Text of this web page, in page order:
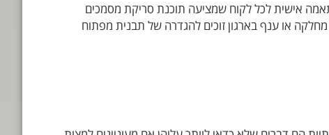
אישית לכל לקוח שמציעה תוכנת סריקת מסמכים
או ענף בארגון זוכים להגדרה של תבנית מפתוח